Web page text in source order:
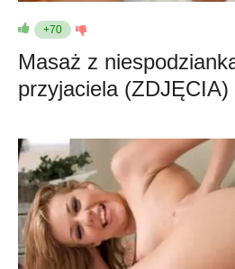
+70
Masaż z
przyjaciela (ZDJĘCIA)